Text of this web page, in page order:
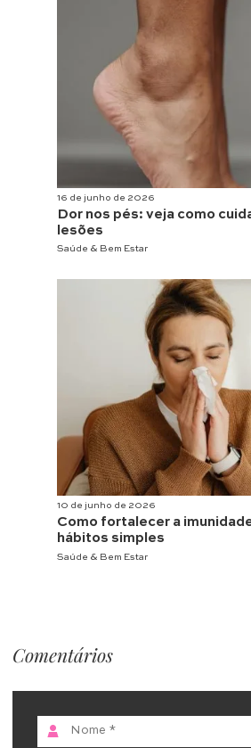
16 de junho de 2026
Dor nos pés: veja como
lesões
Saúde & Bem Estar
10 de junho de 2026
Como fortalecer a
hábitos simples
Saúde & Bem Estar
Comentários